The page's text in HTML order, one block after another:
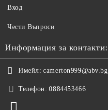
Вход
Чести Въпроси
Информация за контакти:
Имейл: camerton999@abv.bg
Телефон: 0884453466